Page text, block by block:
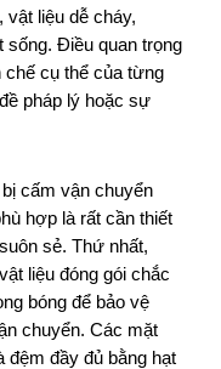
vật liệu dễ cháy,
sống. Điều quan trọng
chế cụ thể của từng
pháp lý hoặc sự
cấm vận chuyển
hợp là rất cần thiết
sẻ. Thứ nhất,
liệu đóng gói chắc
bóng để bảo vệ
chuyển. Các mặt
đệm đầy đủ bằng hạt